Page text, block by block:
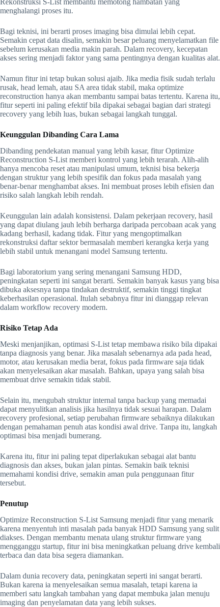
Rekonstruksi S-List membantu memotong hambatan yang
menghalangi proses itu.
Bagi teknisi, ini berarti proses imaging bisa dimulai lebih cepat.
Semakin cepat data disalin, semakin besar peluang menyelamatkan file
sebelum kerusakan media makin parah. Dalam recovery, kecepatan
akses sering menjadi faktor yang sama pentingnya dengan kualitas alat.
Namun fitur ini tetap bukan solusi ajaib. Jika media fisik sudah terlalu
rusak, head lemah, atau SA area tidak stabil, maka optimize
reconstruction hanya akan membantu sampai batas tertentu. Karena itu,
fitur seperti ini paling efektif bila dipakai sebagai bagian dari strategi
recovery yang lebih luas, bukan sebagai langkah tunggal.
Keunggulan Dibanding Cara Lama
Dibanding pendekatan manual yang lebih kasar, fitur Optimize
Reconstruction S-List memberi kontrol yang lebih terarah. Alih-alih
hanya mencoba reset atau manipulasi umum, teknisi bisa bekerja
dengan struktur yang lebih spesifik dan fokus pada masalah yang
benar-benar menghambat akses. Ini membuat proses lebih efisien dan
risiko salah langkah lebih rendah.
Keunggulan lain adalah konsistensi. Dalam pekerjaan recovery, hasil
yang dapat diulang jauh lebih berharga daripada percobaan acak yang
kadang berhasil, kadang tidak. Fitur yang mengoptimalkan
rekonstruksi daftar sektor bermasalah memberi kerangka kerja yang
lebih stabil untuk menangani model Samsung tertentu.
Bagi laboratorium yang sering menangani Samsung HDD,
peningkatan seperti ini sangat berarti. Semakin banyak kasus yang bisa
dibuka aksesnya tanpa tindakan destruktif, semakin tinggi tingkat
keberhasilan operasional. Itulah sebabnya fitur ini dianggap relevan
dalam workflow recovery modern.
Risiko Tetap Ada
Meski menjanjikan, optimasi S-List tetap membawa risiko bila dipakai
tanpa diagnosis yang benar. Jika masalah sebenarnya ada pada head,
motor, atau kerusakan media berat, fokus pada firmware saja tidak
akan menyelesaikan akar masalah. Bahkan, upaya yang salah bisa
membuat drive semakin tidak stabil.
Selain itu, mengubah struktur internal tanpa backup yang memadai
dapat menyulitkan analisis jika hasilnya tidak sesuai harapan. Dalam
recovery profesional, setiap perubahan firmware sebaiknya dilakukan
dengan pemahaman penuh atas kondisi awal drive. Tanpa itu, langkah
optimasi bisa menjadi bumerang.
Karena itu, fitur ini paling tepat diperlakukan sebagai alat bantu
diagnosis dan akses, bukan jalan pintas. Semakin baik teknisi
memahami kondisi drive, semakin aman pula penggunaan fitur
tersebut.
Penutup
Optimize Reconstruction S-List Samsung menjadi fitur yang menarik
karena menyentuh inti masalah pada banyak HDD Samsung yang sulit
diakses. Dengan membantu menata ulang struktur firmware yang
mengganggu startup, fitur ini bisa meningkatkan peluang drive kembali
terbaca dan data bisa segera diamankan.
Dalam dunia recovery data, peningkatan seperti ini sangat berarti.
Bukan karena ia menyelesaikan semua masalah, tetapi karena ia
memberi satu langkah tambahan yang dapat membuka jalan menuju
imaging dan penyelamatan data yang lebih sukses.